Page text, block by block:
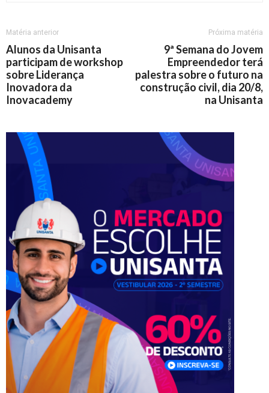
Matéria anterior
Alunos da Unisanta
participam de workshop
sobre Liderança
Inovadora da
Inovacademy
Próxima matéria
9ª Semana do Jovem
Empreendedor terá
palestra sobre o futuro na
construção civil, dia 20/8,
na Unisanta